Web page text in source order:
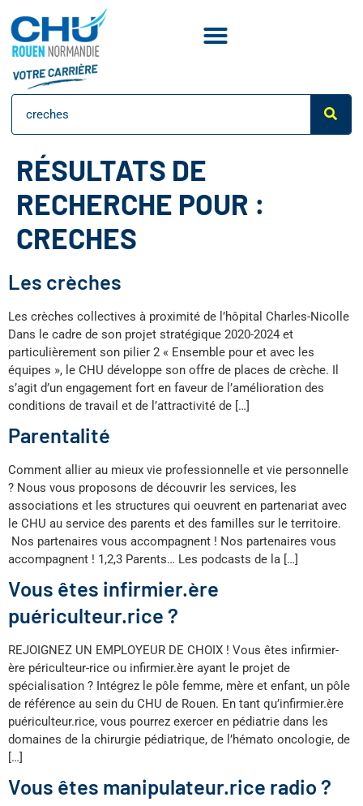
RÉSULTATS DE
RECHERCHE POUR :
CRECHES
Les crèches
Les crèches collectives à proximité de l’hôpital Charles-Nicolle
Dans le cadre de son projet stratégique 2020-2024 et
particulièrement son pilier 2 « Ensemble pour et avec les
équipes », le CHU développe son offre de places de crèche. Il
s’agit d’un engagement fort en faveur de l’amélioration des
conditions de travail et de l’attractivité de […]
Parentalité
Comment allier au mieux vie professionnelle et vie personnelle
? Nous vous proposons de découvrir les services, les
associations et les structures qui oeuvrent en partenariat avec
le CHU au service des parents et des familles sur le territoire.
Nos partenaires vous accompagnent ! Nos partenaires vous
accompagnent ! 1,2,3 Parents… Les podcasts de la […]
Vous êtes infirmier.ère
puériculteur.rice ?
REJOIGNEZ UN EMPLOYEUR DE CHOIX ! Vous êtes infirmier-
ère périculteur-rice ou infirmier.ère ayant le projet de
spécialisation ? Intégrez le pôle femme, mère et enfant, un pôle
de référence au sein du CHU de Rouen. En tant qu’infirmier.ère
puériculteur.rice, vous pourrez exercer en pédiatrie dans les
domaines de la chirurgie pédiatrique, de l’hémato oncologie, de
[…]
Vous êtes manipulateur.rice radio ?